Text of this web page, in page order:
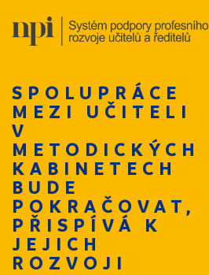
SPOLUPRÁCE
MEZI UČITELI
V
METODICKÝCH
KABINETECH
BUDE
POKRAČOVAT,
PŘISPÍVÁ K
JEJICH
ROZVOJI